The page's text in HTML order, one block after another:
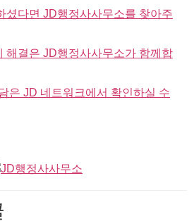
셨다면 JD행정사사무소를 찾아주
해결은 JD행정사사무소가 함께합
은 JD 네트워크에서 확인하실 수